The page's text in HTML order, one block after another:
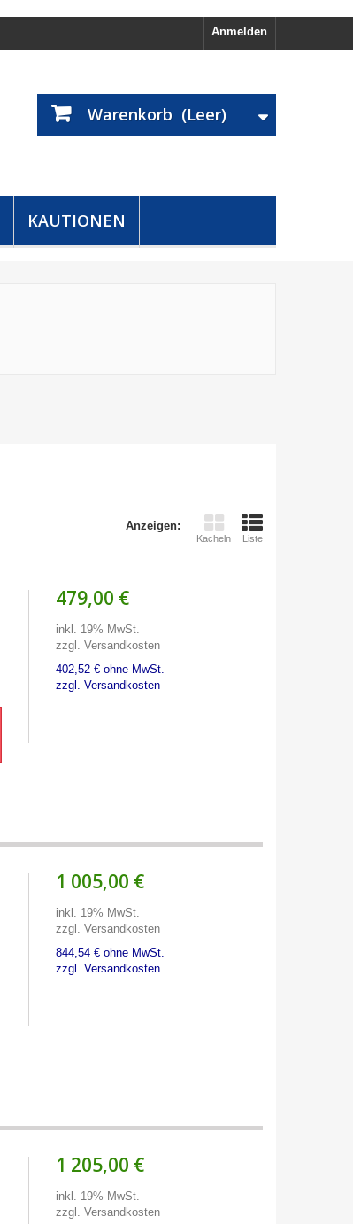
Anmelden
Warenkorb (Leer)
KAUTIONEN
Anzeigen:
Kacheln Liste
479,00 €
inkl. 19% MwSt.
zzgl. Versandkosten
402,52 € ohne MwSt.
zzgl. Versandkosten
1 005,00 €
inkl. 19% MwSt.
zzgl. Versandkosten
844,54 € ohne MwSt.
zzgl. Versandkosten
1 205,00 €
inkl. 19% MwSt.
zzgl. Versandkosten